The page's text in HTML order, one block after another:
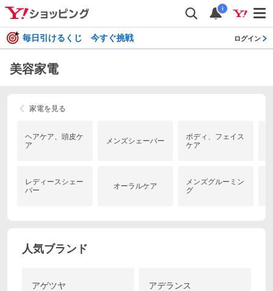
i
毎日引けるくじ 今すぐ挑戦 ログイン
美容家電
家電を見る
ヘアケア、頭皮ケ
ア
レディースシェー
バー
メンズシェーバー
オーラルケア
ボディ、フェイス
ケア
メンズグルーミン
グ
人気ブランド
アゲツヤ アデランス